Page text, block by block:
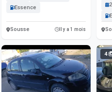
Essence
Sousse Il y a 1 mois
4